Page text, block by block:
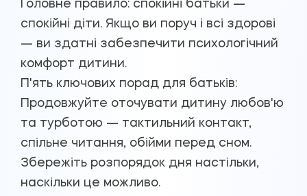
Головне правило: спокійні батьки —
спокійні діти. Якщо ви поруч і всі здорові
— ви здатні забезпечити психологічний
комфорт дитини.
П'ять ключових порад для батьків:
Продовжуйте оточувати дитину любов'ю
та турботою — тактильний контакт,
спільне читання, обійми перед сном.
Збережіть розпорядок дня настільки,
наскільки це можливо.